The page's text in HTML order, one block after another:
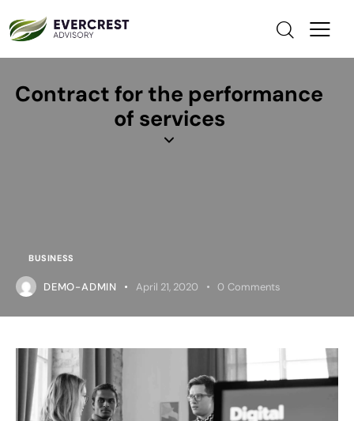
Contract for the performance
of services
BUSINESS
DEMO-ADMIN April 21, 2020 0 Comments